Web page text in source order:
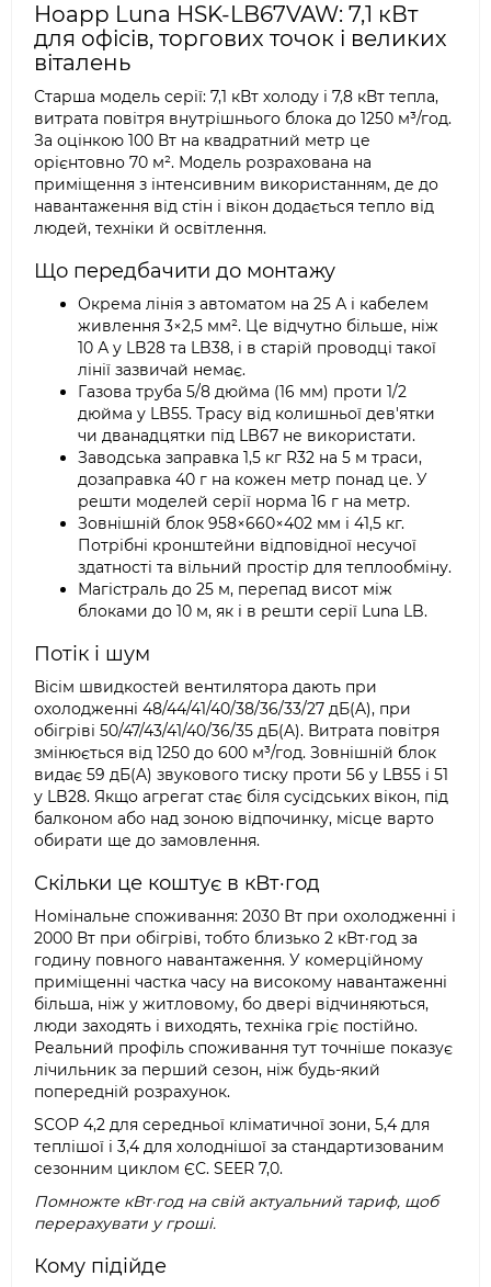
Hoapp Luna HSK-LB67VAW: 7,1 кВт
для офісів, торгових точок і великих
віталень
Старша модель серії: 7,1 кВт холоду і 7,8 кВт тепла,
витрата повітря внутрішнього блока до 1250 м³/год.
За оцінкою 100 Вт на квадратний метр це
орієнтовно 70 м². Модель розрахована на
приміщення з інтенсивним використанням, де до
навантаження від стін і вікон додається тепло від
людей, техніки й освітлення.
Що передбачити до монтажу
Окрема лінія з автоматом на 25 А і кабелем
живлення 3×2,5 мм². Це відчутно більше, ніж
10 А у LB28 та LB38, і в старій проводці такої
лінії зазвичай немає.
Газова труба 5/8 дюйма (16 мм) проти 1/2
дюйма у LB55. Трасу від колишньої дев'ятки
чи дванадцятки під LB67 не використати.
Заводська заправка 1,5 кг R32 на 5 м траси,
дозаправка 40 г на кожен метр понад це. У
решти моделей серії норма 16 г на метр.
Зовнішній блок 958×660×402 мм і 41,5 кг.
Потрібні кронштейни відповідної несучої
здатності та вільний простір для теплообміну.
Магістраль до 25 м, перепад висот між
блоками до 10 м, як і в решти серії Luna LB.
Потік і шум
Вісім швидкостей вентилятора дають при
охолодженні 48/44/41/40/38/36/33/27 дБ(A), при
обігріві 50/47/43/41/40/36/35 дБ(A). Витрата повітря
змінюється від 1250 до 600 м³/год. Зовнішній блок
видає 59 дБ(A) звукового тиску проти 56 у LB55 і 51
у LB28. Якщо агрегат стає біля сусідських вікон, під
балконом або над зоною відпочинку, місце варто
обирати ще до замовлення.
Скільки це коштує в кВт·год
Номінальне споживання: 2030 Вт при охолодженні і
2000 Вт при обігріві, тобто близько 2 кВт·год за
годину повного навантаження. У комерційному
приміщенні частка часу на високому навантаженні
більша, ніж у житловому, бо двері відчиняються,
люди заходять і виходять, техніка гріє постійно.
Реальний профіль споживання тут точніше показує
лічильник за перший сезон, ніж будь-який
попередній розрахунок.
SCOP 4,2 для середньої кліматичної зони, 5,4 для
теплішої і 3,4 для холоднішої за стандартизованим
сезонним циклом ЄС. SEER 7,0.
Помножте кВт·год на свій актуальний тариф, щоб
перерахувати у гроші.
Кому підійде